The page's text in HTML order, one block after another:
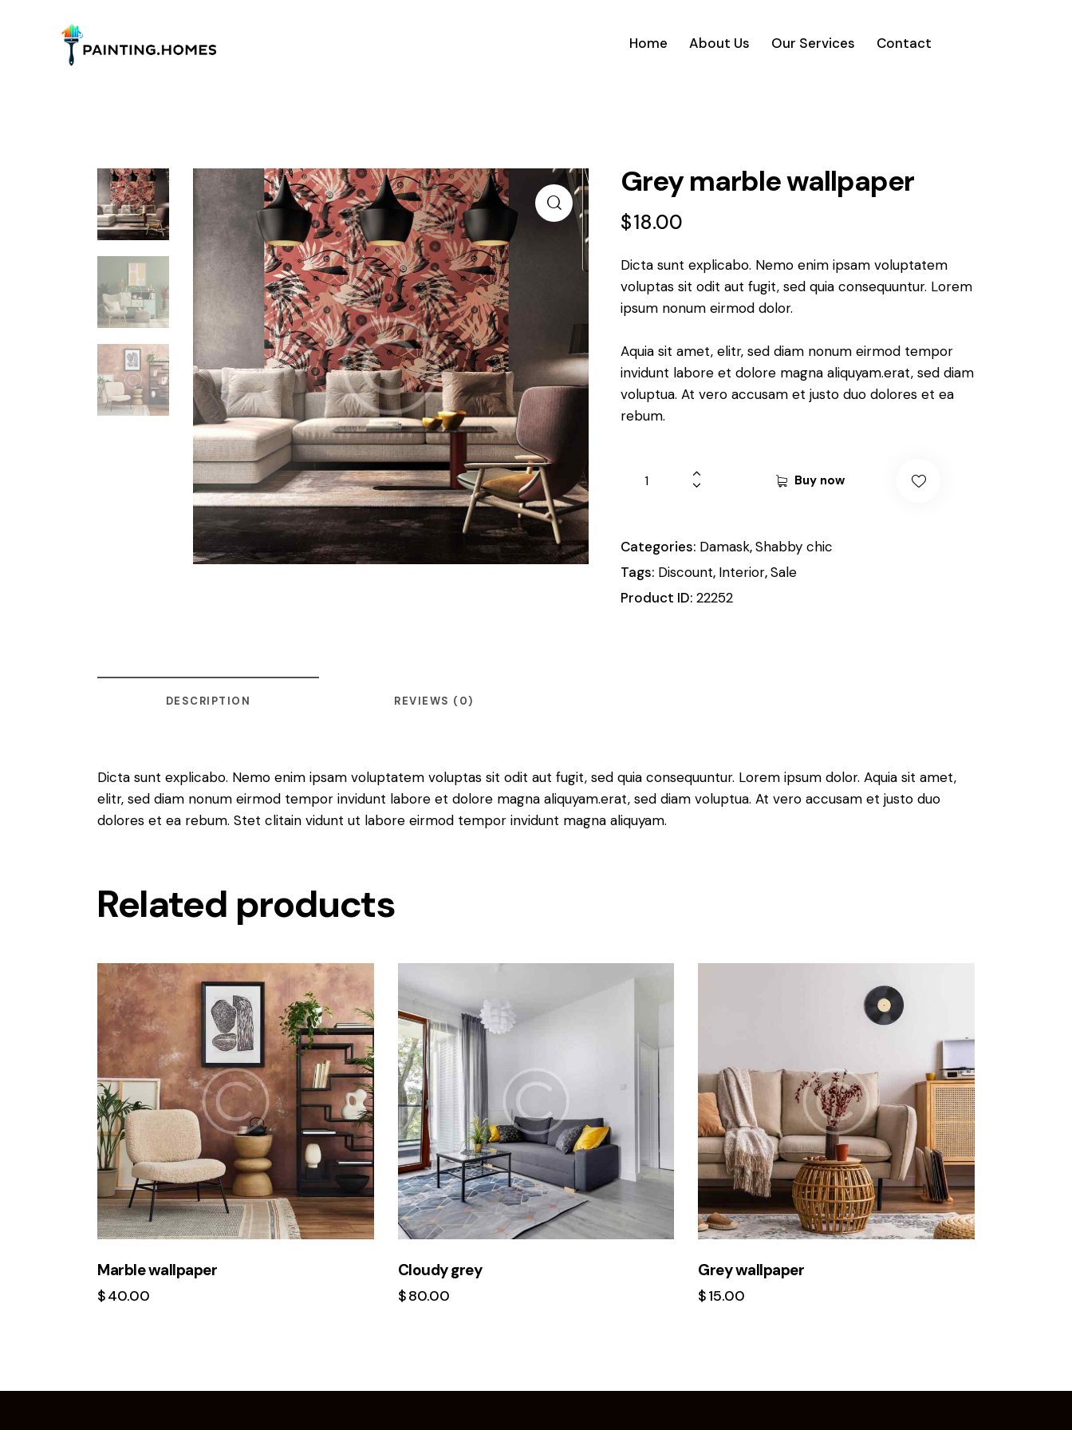
Home About Us Our Services Contact
Grey marble wallpaper
$18.00
Dicta sunt explicabo. Nemo enim ipsam voluptatem
voluptas sit odit aut fugit, sed quia consequuntur. Lorem
ipsum nonum eirmod dolor.
Aquia sit amet, elitr, sed diam nonum eirmod tempor
invidunt labore et dolore magna aliquyam.erat, sed diam
voluptua. At vero accusam et justo duo dolores et ea
rebum.
Buy now
Categories: Damask,Shabby chic
Tags: Discount, Interior,Sale
Product ID: 22252
DESCRIPTION REVIEWS (0)
Dicta sunt explicabo. Nemo enim ipsam voluptatem voluptas sit odit aut fugit, sed quia consequuntur. Lorem ipsum dolor. Aquia sit amet,
elitr, sed diam nonum eirmod tempor invidunt labore et dolore magna aliquyam.erat, sed diam voluptua. At vero accusam et justo duo
dolores et ea rebum. Stet clitain vidunt ut labore eirmod tempor invidunt magna aliquyam.
Related products
Marble wallpaper
$40.00
Cloudy grey
$80.00
Grey wallpaper
$15.00